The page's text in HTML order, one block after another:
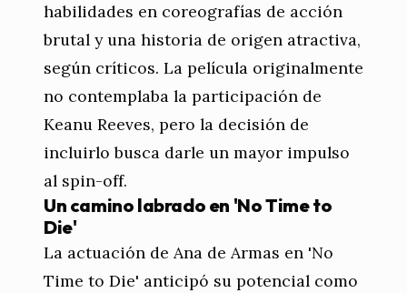
habilidades en coreografías de acción
brutal y una historia de origen atractiva,
según críticos. La película originalmente
no contemplaba la participación de
Keanu Reeves, pero la decisión de
incluirlo busca darle un mayor impulso
al spin-off.
Un camino labrado en 'No Time to
Die'
La actuación de Ana de Armas en 'No
Time to Die' anticipó su potencial como